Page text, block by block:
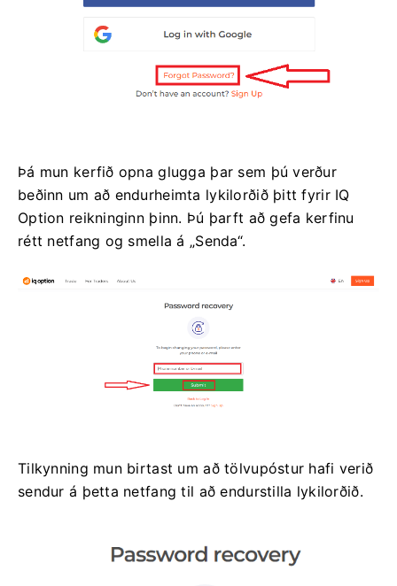
Þá mun kerfið opna glugga þar sem þú verður
beðinn um að endurheimta lykilorðið þitt fyrir IQ
Option reikninginn þinn. Þú þarft að gefa kerfinu
rétt netfang og smella á „Senda“.
Tilkynning mun birtast um að tölvupóstur hafi verið
sendur á þetta netfang til að endurstilla lykilorðið.